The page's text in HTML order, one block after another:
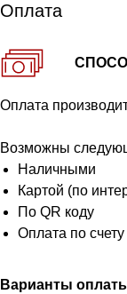
Оплата
Оплата
Возможны
Наличными
Картой (по
По QR коду
Оплата по
Варианты